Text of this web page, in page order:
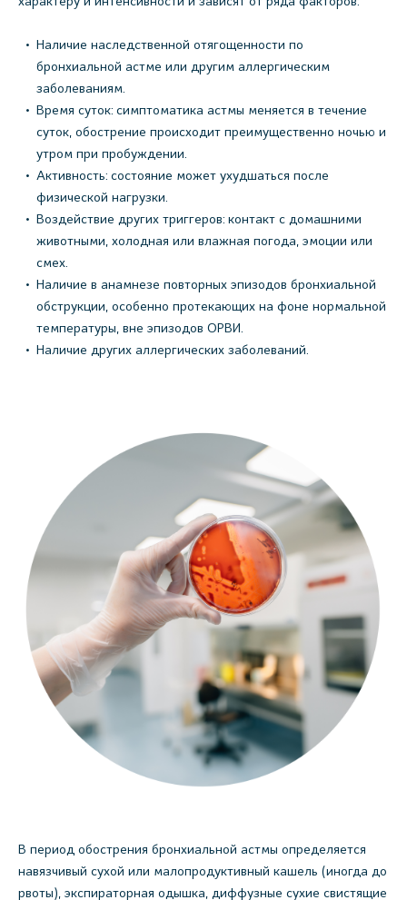
Наличие наследственной отягощенности по
бронхиальной астме или другим аллергическим
заболеваниям.
Время суток: симптоматика астмы меняется в течение
суток, обострение происходит преимущественно ночью и
утром при пробуждении.
Активность: состояние может ухудшаться после
физической нагрузки.
Воздействие других триггеров: контакт с домашними
животными, холодная или влажная погода, эмоции или
смех.
Наличие в анамнезе повторных эпизодов бронхиальной
обструкции, особенно протекающих на фоне нормальной
температуры, вне эпизодов ОРВИ.
Наличие других аллергических заболеваний.
В период обострения бронхиальной астмы определяется
навязчивый сухой или малопродуктивный кашель (иногда до
рвоты), экспираторная одышка, диффузные сухие свистящие